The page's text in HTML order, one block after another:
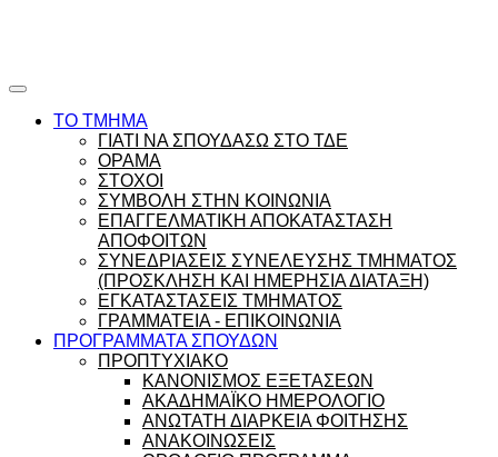
ΤΟ ΤΜΗΜΑ
ΓΙΑΤΙ ΝΑ ΣΠΟΥΔΑΣΩ ΣΤΟ ΤΔΕ
ΟΡΑΜΑ
ΣΤΟΧΟΙ
ΣΥΜΒΟΛΗ ΣΤΗΝ ΚΟΙΝΩΝΙΑ
ΕΠΑΓΓΕΛΜΑΤΙΚΗ ΑΠΟΚΑΤΑΣΤΑΣΗ
ΑΠΟΦΟΙΤΩΝ
ΣΥΝΕΔΡΙΑΣΕΙΣ ΣΥΝΕΛΕΥΣΗΣ ΤΜΗΜΑΤΟΣ
(ΠΡΟΣΚΛΗΣΗ ΚΑΙ ΗΜΕΡΗΣΙΑ ΔΙΑΤΑΞΗ)
ΕΓΚΑΤΑΣΤΑΣΕΙΣ ΤΜΗΜΑΤΟΣ
ΓΡΑΜΜΑΤΕΙΑ - ΕΠΙΚΟΙΝΩΝΙΑ
ΠΡΟΓΡΑΜΜΑΤΑ ΣΠΟΥΔΩΝ
ΠΡΟΠΤΥΧΙΑΚΟ
ΚΑΝΟΝΙΣΜΟΣ ΕΞΕΤΑΣΕΩΝ
ΑΚΑΔΗΜΑΪΚΟ ΗΜΕΡΟΛΟΓΙΟ
ΑΝΩΤΑΤΗ ΔΙΑΡΚΕΙΑ ΦΟΙΤΗΣΗΣ
ΑΝΑΚΟΙΝΩΣΕΙΣ